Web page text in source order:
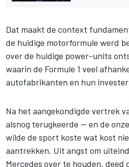
Dat maakt de context
de huidige motorformule werd
over de huidige power-units
waarin de Formule 1 veel
autofabrikanten en hun
Na het aangekondigde vertrek
alsnog terugkeerde — en de
wilde de sport koste wat kost
aantrekken. Uit angst om
Mercedes over te houden, deed